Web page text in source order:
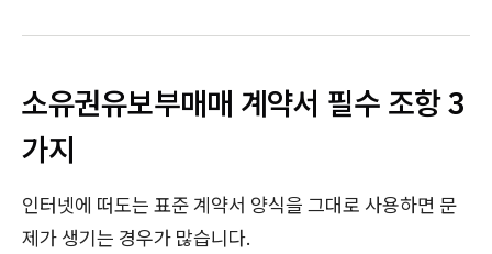
소유권유보부매매 계약서 필수 조항 3
가지
인터넷에 떠도는 표준 계약서 양식을 그대로 사용하면 문
제가 생기는 경우가 많습니다.